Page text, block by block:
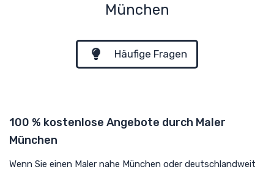
München
Häufige Fragen
100 % kostenlose Angebote durch Maler
München
Wenn Sie einen Maler nahe München oder deutschlandweit